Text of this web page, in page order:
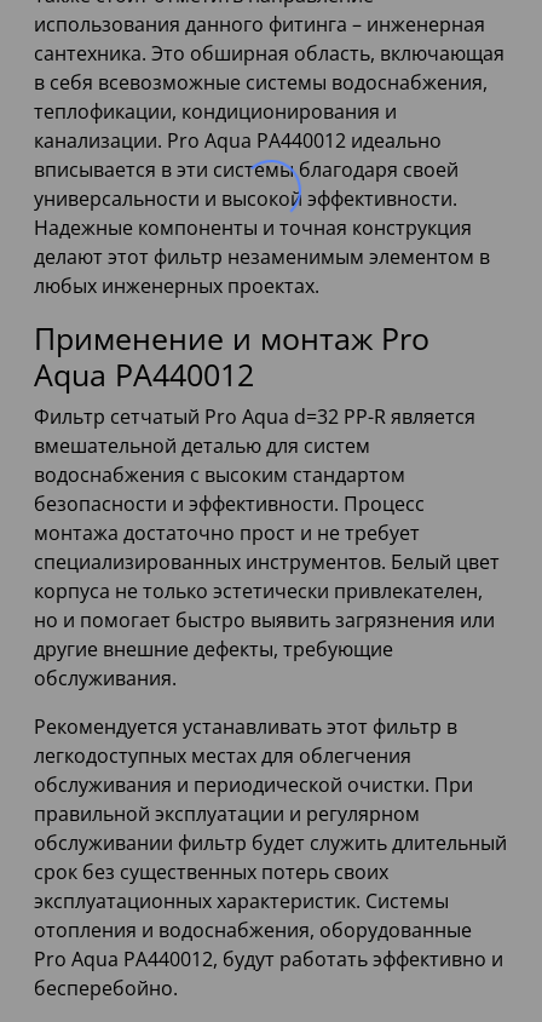
использования данного фитинга – инженерная
сантехника. Это обширная область, включающая
в себя всевозможные системы водоснабжения,
теплофикации, кондиционирования и
канализации. Pro Aqua PA440012 идеально
вписывается в эти системы благодаря своей
универсальности и высокой эффективности.
Надежные компоненты и точная конструкция
делают этот фильтр незаменимым элементом в
любых инженерных проектах.
Применение и монтаж Pro
Aqua PA440012
Фильтр сетчатый Pro Aqua d=32 PP-R является
вмешательной деталью для систем
водоснабжения с высоким стандартом
безопасности и эффективности. Процесс
монтажа достаточно прост и не требует
специализированных инструментов. Белый цвет
корпуса не только эстетически привлекателен,
но и помогает быстро выявить загрязнения или
другие внешние дефекты, требующие
обслуживания.
Рекомендуется устанавливать этот фильтр в
легкодоступных местах для облегчения
обслуживания и периодической очистки. При
правильной эксплуатации и регулярном
обслуживании фильтр будет служить длительный
срок без существенных потерь своих
эксплуатационных характеристик. Системы
отопления и водоснабжения, оборудованные
Pro Aqua PA440012, будут работать эффективно и
бесперебойно.